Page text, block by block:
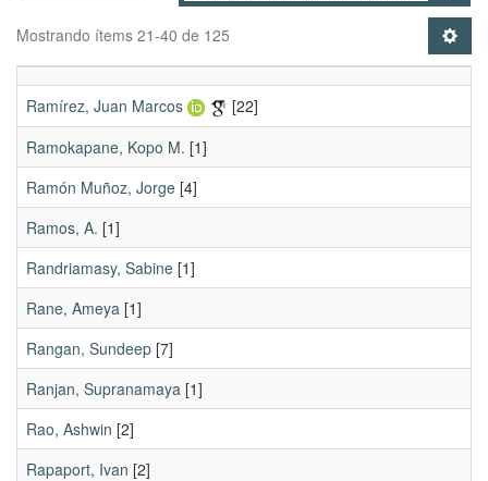
Mostrando ítems 21-40 de 125
Ramírez, Juan Marcos
[22]
Ramokapane, Kopo M. [1]
Ramón Muñoz, Jorge [4]
Ramos, A. [1]
Randriamasy, Sabine [1]
Rane, Ameya [1]
Rangan, Sundeep [7]
Ranjan, Supranamaya [1]
Rao, Ashwin [2]
Rapaport, Ivan [2]